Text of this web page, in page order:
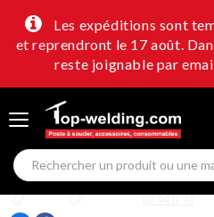
Les expéditions sont
et reprendront le 17 août.
reste joignable par